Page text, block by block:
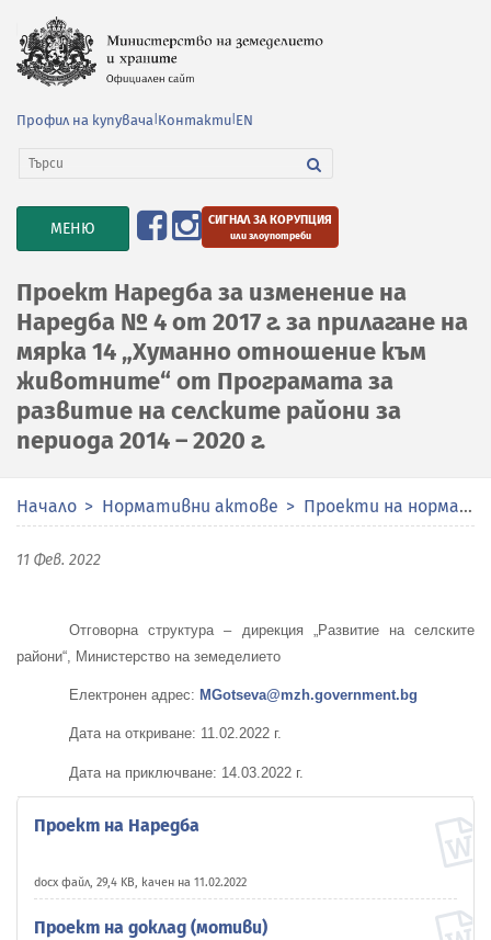
Профил на купувача Контакти EN
TOGGLE
NAVIGATION
МЕНЮ СИГНАЛ ЗА КОРУПЦИЯ
или злоупотреби
Проект Наредба за изменение на
Наредба № 4 от 2017 г. за прилагане на
мярка 14 „Хуманно отношение към
животните“ от Програмата за
развитие на селските райони за
периода 2014 – 2020 г.
Начало Нормативни актове Проекти на нормативни актове
11 Фев. 2022
Отговорна структура – дирекция „Развитие на селските
райони“, Министерство на земеделието
Електронен адрес: MGotseva@mzh.government.bg
Дата на откриване: 11.02.2022 г.
Дата на приключване: 14.03.2022 г.
Проект на Наредба
docx файл, 29,4 KB, качен на 11.02.2022
Проект на доклад (мотиви)